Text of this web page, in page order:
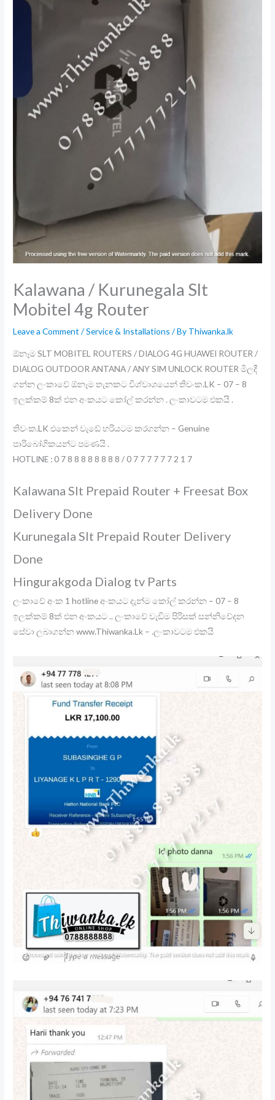
Kalawana / Kurunegala Slt
Mobitel 4g Router
Leave a Comment /Service & Installations / By Thiwanka.lk
ඕනෑම SLT MOBITEL ROUTERS / DIALOG 4G HUAWEI ROUTER /
DIALOG OUTDOOR ANTANA / ANY SIM UNLOCK ROUTER මිලදී
ගන්න ලංකාවේ ඕනෑම තැනකට විශ්වාශයෙන් තිවංක.LK – 07 – 8
ඉලක්කම් 8ක් එන අංකයට කෝල් කරන්න . ලංකාවටම එකයි .
තිවංක.LK එකෙන් වැඩේ හරියටම කරගන්න – Genuine
පාරිබෝගිකයන්ට පමණයි .
HOTLINE : 0 7 8 8 8 8 8 8 8 8 / 0 7 7 7 7 7 7 2 1 7
Kalawana Slt Prepaid Router + Freesat Box
Delivery Done
Kurunegala Slt Prepaid Router Delivery
Done
Hingurakgoda Dialog tv Parts
ලංකාවේ අංක 1 hotline අංකයට දැන්ම කෝල් කරන්න – 07 – 8
ඉලක්කම් 8ක් එන අංකයට .. ලංකාවේ වැඩිම පිරිසක් සන්නිවේදන
සේවා ලබාගන්න www.Thiwanka.Lk – .ලංකාවටම එකයි